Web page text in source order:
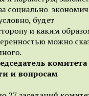
социально-
будет
и каким
можно
комитета
и вопросам